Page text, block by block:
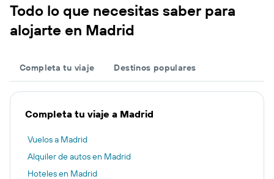
Todo lo que necesitas saber para
alojarte en Madrid
Completa tu viaje Destinos populares
Completa tu viaje a Madrid
Vuelos a Madrid
Alquiler de autos en Madrid
Hoteles en Madrid